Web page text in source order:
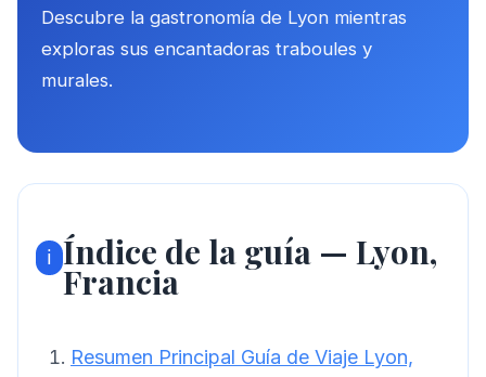
Descubre la gastronomía de Lyon mientras
exploras sus encantadoras traboules y
murales.
ℹ️ Índice de la guía — Lyon,
Francia
Resumen Principal Guía de Viaje Lyon,